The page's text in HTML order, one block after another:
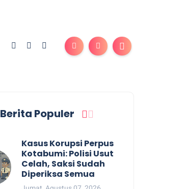
Berita Populer
Kasus Korupsi Perpus
Kotabumi: Polisi Usut
Celah, Saksi Sudah
Diperiksa Semua